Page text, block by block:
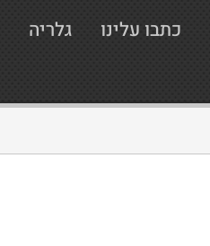
כתבו עלינו גלריה